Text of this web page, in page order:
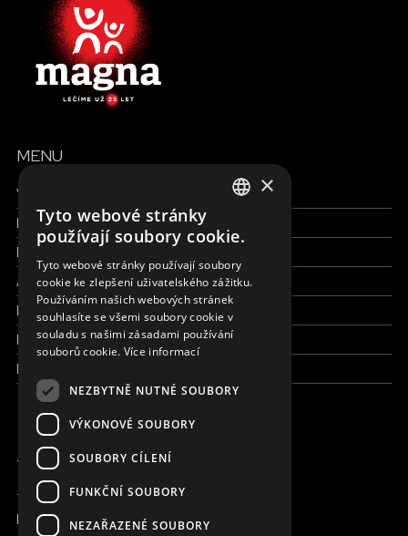
MENU
Všechny formy pomoci
Finance a reporty
Pracujte s námi
Aktuálně
Kdo jsme
Kde pracujeme
Kontaktujte nás
JSME ONLINE
+420 736 416 505
kancelar@magna.org
CZECH
×
Tyto webové stránky
používají soubory cookie.
Tyto webové stránky používají soubory
cookie ke zlepšení uživatelského zážitku.
Používáním našich webových stránek
souhlasíte se všemi soubory cookie v
souladu s našimi zásadami používání
souborů cookie. Více informací
NEZBYTNĚ NUTNÉ SOUBORY
VÝKONOVÉ SOUBORY
SOUBORY CÍLENÍ
FUNKČNÍ SOUBORY
NEZAŘAZENÉ SOUBORY